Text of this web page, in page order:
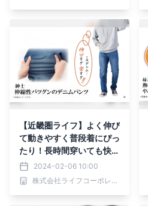
【近畿圏ライフ】よく伸び
て動きやすく普段着にぴっ
たり！長時間穿いても快適
な穿き心地の「紳士 伸縮
性バツグンのデニムパン
ツ」を新発売
2024-02-06 10:00
株式会社ライフコーポレーション